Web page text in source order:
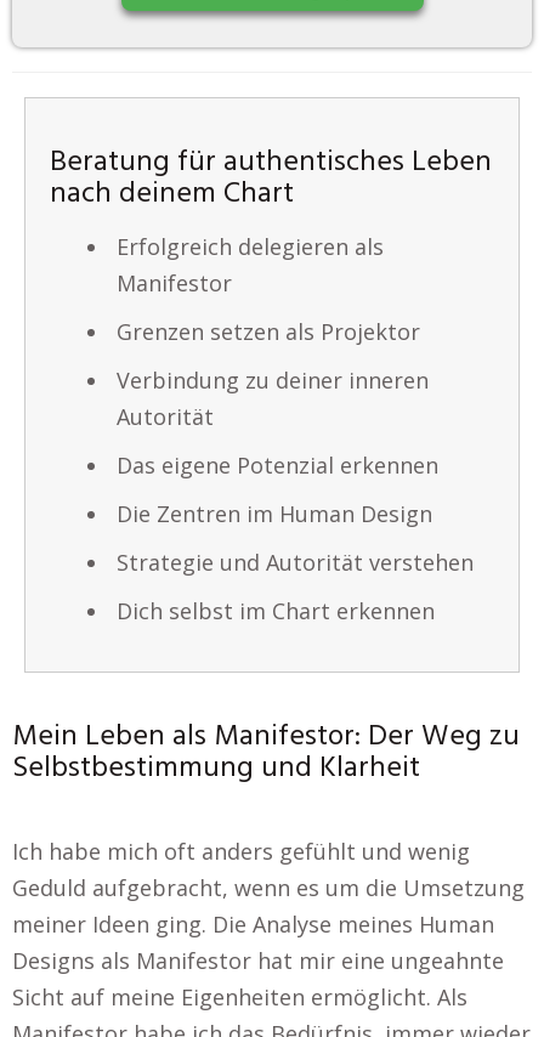
Beratung für authentisches Leben
nach deinem Chart
Erfolgreich delegieren als
Manifestor
Grenzen setzen als Projektor
Verbindung zu deiner inneren
Autorität
Das eigene Potenzial erkennen
Die Zentren im Human Design
Strategie und Autorität verstehen
Dich selbst im Chart erkennen
Mein Leben als Manifestor: Der Weg zu
Selbstbestimmung und Klarheit
Ich habe mich oft anders gefühlt und wenig
Geduld aufgebracht, wenn es um die Umsetzung
meiner Ideen ging. Die Analyse meines Human
Designs als Manifestor hat mir eine ungeahnte
Sicht auf meine Eigenheiten ermöglicht. Als